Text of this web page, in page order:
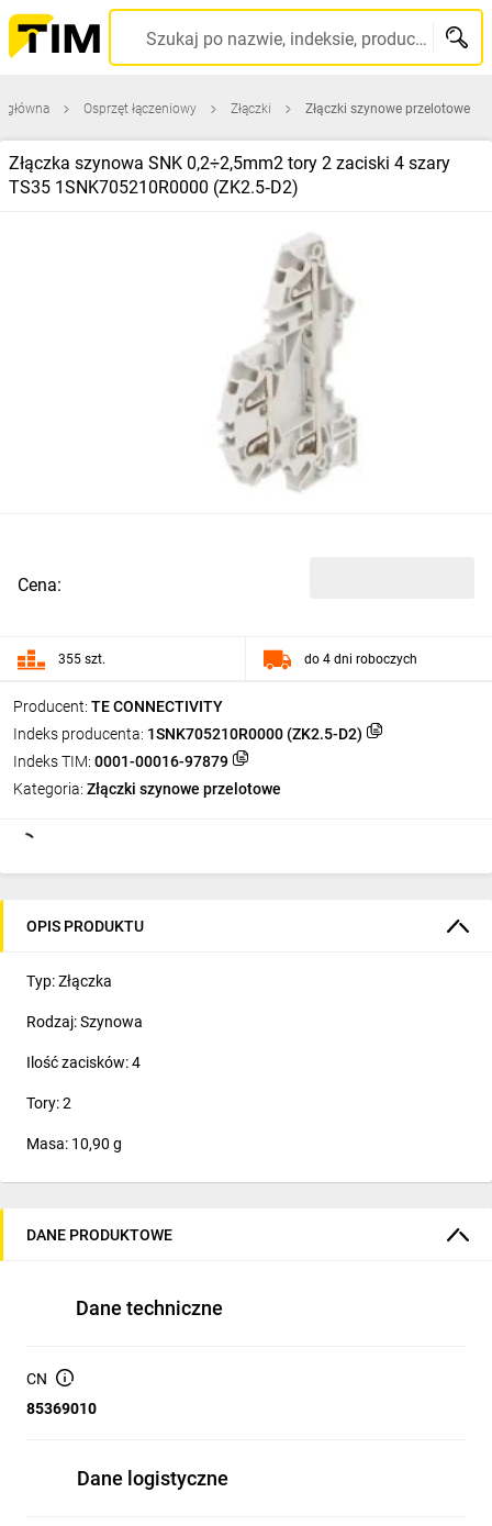
Szukaj po nazwie, indeksie, producencie, kodzie kreskowym...
główna Osprzęt łączeniowy Złączki Złączki szynowe przelotowe
Złączka szynowa SNK 0,2÷2,5mm2 tory 2 zaciski 4 szary
TS35 1SNK705210R0000 (ZK2.5‑D2)
Producent: TE CONNECTIVITY
Indeks producenta: 1SNK705210R0000 (ZK2.5-D2)
Indeks TIM: 0001-00016-97879
Kategoria: Złączki szynowe przelotowe
Cena:
355 szt. do 4 dni roboczych
OPIS PRODUKTU
Typ: Złączka
Rodzaj: Szynowa
Ilość zacisków: 4
Tory: 2
Masa: 10,90 g
DANE PRODUKTOWE
Dane techniczne
CN
85369010
Dane logistyczne